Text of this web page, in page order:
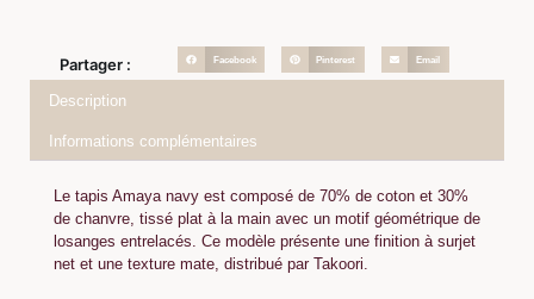
Partager : Facebook Pinterest Email
Description
Informations complémentaires
Le tapis Amaya navy est composé de 70% de coton et 30%
de chanvre, tissé plat à la main avec un motif géométrique de
losanges entrelacés. Ce modèle présente une finition à surjet
net et une texture mate, distribué par Takoori.